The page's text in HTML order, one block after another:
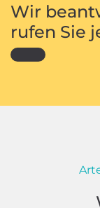
Wir
rufen Sie